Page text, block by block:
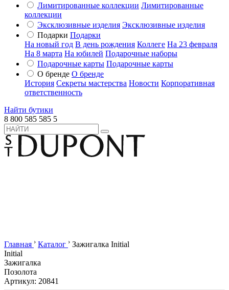
Лимитированные коллекции Лимитированные
коллекции
Эксклюзивные изделия Эксклюзивные изделия
Подарки Подарки
На новый год В день рождения Коллеге На 23 февраля
На 8 марта На юбилей Подарочные наборы
Подарочные карты Подарочные карты
О бренде О бренде
История Секреты мастерства Новости Корпоративная
ответственность
Найти бутики
8 800 585 585 5
Главная › Каталог › Зажигалка Initial
Initial
Зажигалка
Позолота
Артикул: 20841